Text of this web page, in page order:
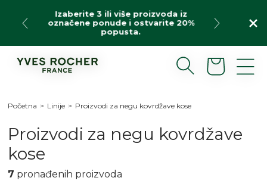
sadržaj
Izaberite 3 ili više proizvoda iz
označene ponude i ostvarite 20%
popusta.
Početna > Linije > Proizvodi za negu kovrdžave kose
L
i
n
Proizvodi za negu kovrdžave
kose
7 pronađenih proizvoda